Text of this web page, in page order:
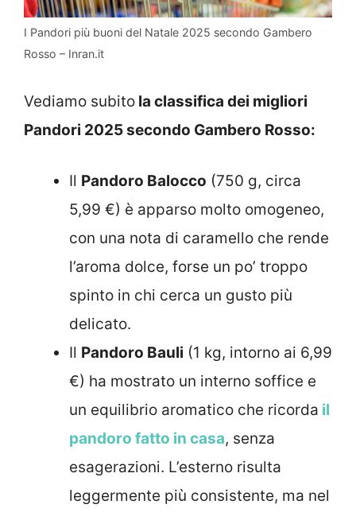
I Pandori più buoni del Natale 2025 secondo Gambero
Rosso – Inran.it
Vediamo subito la classifica dei migliori
Pandori 2025 secondo Gambero Rosso:
Il Pandoro Balocco (750 g, circa
5,99 €) è apparso molto omogeneo,
con una nota di caramello che rende
l’aroma dolce, forse un po’ troppo
spinto in chi cerca un gusto più
delicato.
Il Pandoro Bauli (1 kg, intorno ai 6,99
€) ha mostrato un interno soffice e
un equilibrio aromatico che ricorda il
pandoro fatto in casa, senza
esagerazioni. L’esterno risulta
leggermente più consistente, ma nel